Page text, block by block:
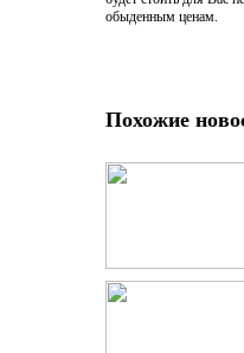
обыденным ценам.
Похожие